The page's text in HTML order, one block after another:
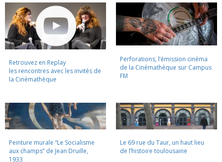
Retrouvez en Replay
les rencontres avec les invités de
la Cinémathèque
Perforations, l’émission cinéma
de la Cinémathèque sur Campus
FM
Peinture murale “Le Socialisme
aux champs” de Jean Druille,
1933
Le 69 rue du Taur, un haut lieu
de l’histoire toulousaine